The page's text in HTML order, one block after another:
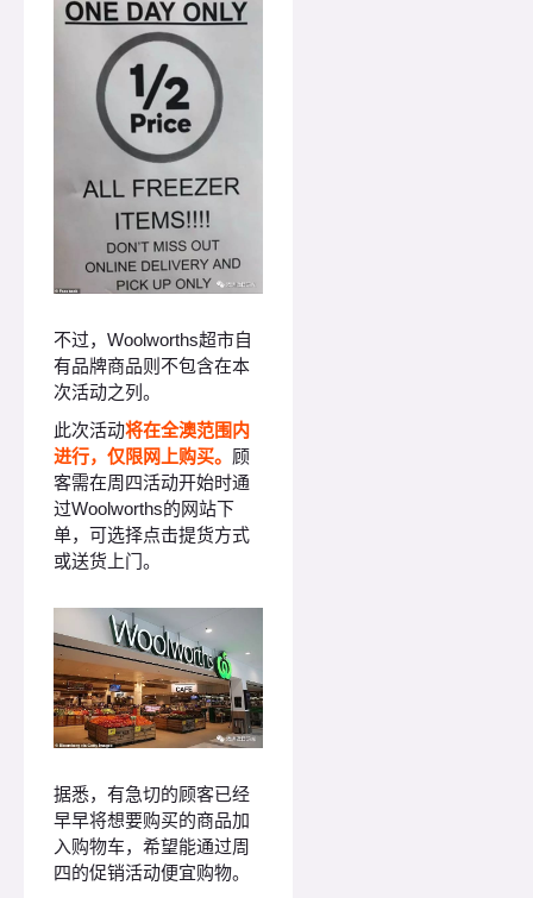
不过，Woolworths超市自
有品牌商品则不包含在本
次活动之列。
此次活动将在全澳范围内
进行，仅限网上购买。 顾
客需在周四活动开始时通
过Woolworths的网站下
单，可选择点击提货方式
或送货上门。
据悉，有急切的顾客已经
早早将想要购买的商品加
入购物车，希望能通过周
四的促销活动便宜购物。